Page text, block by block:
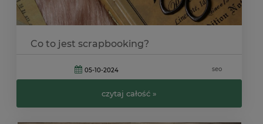
Co to jest scrapbooking?
05-10-2024 seo
czytaj całość »